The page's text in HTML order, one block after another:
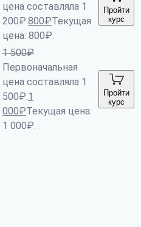
цена составляла 1
200₽.800₽Текущая
цена: 800₽.
Пройти
курс
1 500₽
Первоначальная
цена составляла 1
500₽.1
000₽Текущая цена:
1 000₽.
Пройти
курс